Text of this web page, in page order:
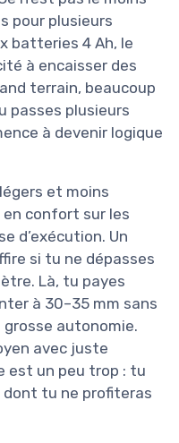
pour plusieurs
batteries 4 Ah, le
à encaisser des
terrain, beaucoup
passes plusieurs
à devenir logique
et moins
confort sur les
d’exécution. Un
si tu ne dépasses
Là, tu payes
à 30–35 mm sans
autonomie.
avec juste
est un peu trop : tu
dont tu ne profiteras